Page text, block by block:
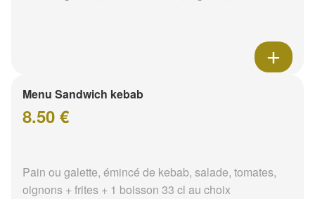
Menu Sandwich kebab
8.50 €
Pain ou galette, émincé de kebab, salade, tomates,
oignons + frites + 1 boisson 33 cl au choix